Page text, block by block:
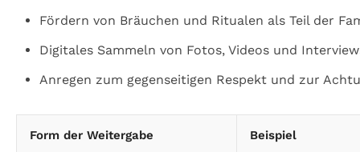
Fördern von Bräuchen und Ritualen als Teil der
Digitales Sammeln von Fotos, Videos und
Anregen zum gegenseitigen Respekt und zur
Form der Weitergabe Beispiel